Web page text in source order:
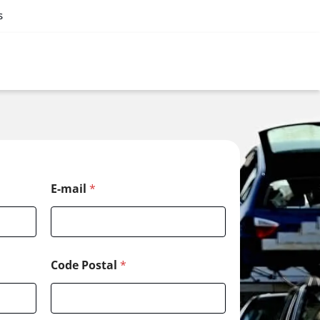
E-mail *
Code Postal *